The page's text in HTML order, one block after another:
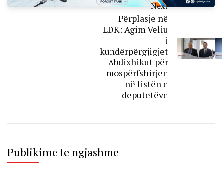
Next
Përplasje në
LDK: Agim Veliu
i
kundërpërgjigjet
Abdixhikut për
mospërfshirjen
në listën e
deputetëve
Publikime te ngjashme